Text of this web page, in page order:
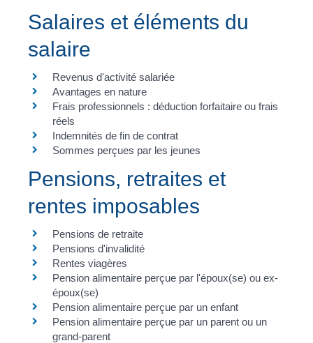
Salaires et éléments du
salaire
Revenus d'activité salariée
Avantages en nature
Frais professionnels : déduction forfaitaire ou frais
réels
Indemnités de fin de contrat
Sommes perçues par les jeunes
Pensions, retraites et
rentes imposables
Pensions de retraite
Pensions d'invalidité
Rentes viagères
Pension alimentaire perçue par l'époux(se) ou ex-
époux(se)
Pension alimentaire perçue par un enfant
Pension alimentaire perçue par un parent ou un
grand-parent